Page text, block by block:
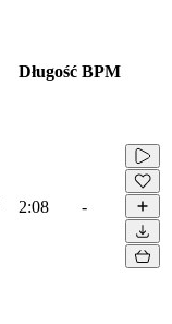
Długość BPM
2:08 -